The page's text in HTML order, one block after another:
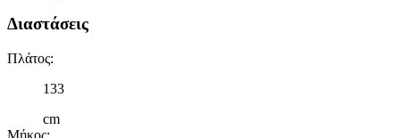
Διαστάσεις
Πλάτος:
133
cm
Μήκος: